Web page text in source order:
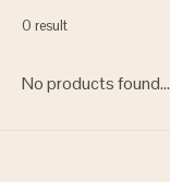
0 result
No products found...